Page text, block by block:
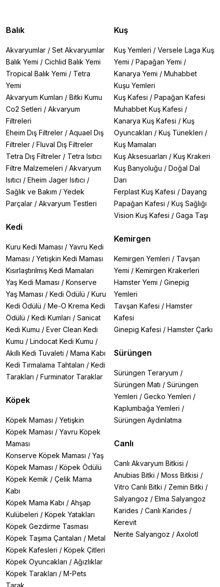
Balık
Akvaryumlar / Set Akvaryumlar
Balık Yemi / Cichlid Balık Yemi
Tropical Balık Yemi / Tetra
Yemi
Akvaryum Kumları / Bitki Kumu
Co2 Setleri / Akvaryum
Filtreleri
Eheim Dış Filtreler / Aquael Dış
Filtreler / Fluval Dış Filtreler
Tetra Dış Filtreler / Tetra Isıtıcı
Filtre Malzemeleri / Akvaryum
Isıtıcı / Eheim Jager Isıtıcı /
Sağlık ve Bakım / Yedek
Parçalar / Akvaryum Testleri
Kedi
Kuru Kedi Maması / Yavru Kedi
Maması / Yetişkin Kedi Maması
Kısırlaştırılmış Kedi Mamaları
Yaş Kedi Maması / Konserve
Yaş Maması / Kedi Ödülü / Kuru
Kedi Ödülü / Me-O Krema Kedi
Ödülü / Kedi Kumları / Sanicat
Kedi Kumu / Ever Clean Kedi
Kumu / Lindocat Kedi Kumu /
Akıllı Kedi Tuvaleti / Mama Kabı
Kedi Tırmalama Tahtaları / Kedi
Tarakları / Furminator Taraklar
Köpek
Köpek Maması / Yetişkin
Köpek Maması / Yavru Köpek
Maması
Konserve Köpek Maması / Yaş
Köpek Maması / Köpek Ödülü
Köpek Kemik / Çelik Mama
Kabı
Köpek Mama Kabı / Ahşap
Kulübeleri / Köpek Yatakları
Köpek Gezdirme Tasması
Köpek Taşıma Çantaları / Metal
Köpek Kafesleri / Köpek Çitleri
Köpek Oyuncakları / Ağızlıklar
Köpek Tarakları / M-Pets
Tarak
Kuş
Kuş Yemleri / Versele Laga Kuş
Yemi / Papağan Yemi /
Kanarya Yemi / Muhabbet
Kuşu Yemleri
Kuş Kafesi / Papağan Kafesi
Muhabbet Kuş Kafesi /
Kanarya Kuş Kafesi / Kuş
Oyuncakları / Kuş Tünekleri /
Kuş Mamaları
Kuş Aksesuarları / Kuş Krakeri
Kuş Banyoluğu / Doğal Dal
Darı
Ferplast Kuş Kafesi / Dayang
Papağan Kafesi / Kuş Sağlığı
Vision Kuş Kafesi / Gaga Taşı
Kemirgen
Kemirgen Yemleri / Tavşan
Yemi / Kemirgen Krakerleri
Hamster Yemi / Ginepig
Yemleri
Tavşan Kafesi / Hamster
Kafesi
Ginepig Kafesi / Hamster Çarkı
Sürüngen
Sürüngen Teraryum /
Sürüngen Matı / Sürüngen
Yemleri / Gecko Yemleri /
Kaplumbağa Yemleri /
Sürüngen Aydınlatma
Canlı
Canlı Akvaryum Bitkisi /
Anubias Bitki / Moss Bitkisi /
Vitro Canlı Bitki / Zemin Bitki /
Salyangoz / Elma Salyangoz
Karides / Canlı Karides /
Kerevit
Nerite Salyangoz / Axolotl